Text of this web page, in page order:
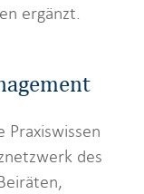
ergänzt.
des